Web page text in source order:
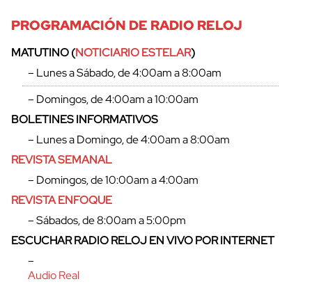
PROGRAMACIÓN DE RADIO RELOJ
MATUTINO (NOTICIARIO ESTELAR)
– Lunes a Sábado, de 4:00am a 8:00am
– Domingos, de 4:00am a 10:00am
BOLETINES INFORMATIVOS
– Lunes a Domingo, de 4:00am a 8:00am
REVISTA SEMANAL
– Domingos, de 10:00am a 4:00am
REVISTA ENFOQUE
– Sábados, de 8:00am a 5:00pm
ESCUCHAR RADIO RELOJ EN VIVO POR INTERNET
–
Audio Real